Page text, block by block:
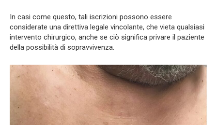
In casi come questo, tali iscrizioni possono essere
considerate una direttiva legale vincolante, che vieta qualsiasi
intervento chirurgico, anche se ciò significa privare il paziente
della possibilità di sopravvivenza.